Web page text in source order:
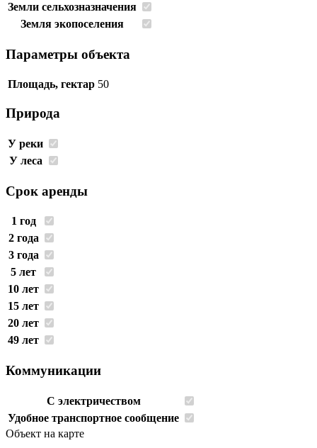
Земли сельхозназначения
Земля экопоселения
Параметры объекта
Площадь, гектар 50
Природа
У реки
У леса
Срок аренды
1 год
2 года
3 года
5 лет
10 лет
15 лет
20 лет
49 лет
Коммуникации
С электричеством
Удобное транспортное сообщение
Объект на карте